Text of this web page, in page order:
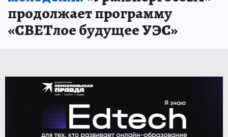
продолжает программу
«СВЕТлое будущее УЭС»